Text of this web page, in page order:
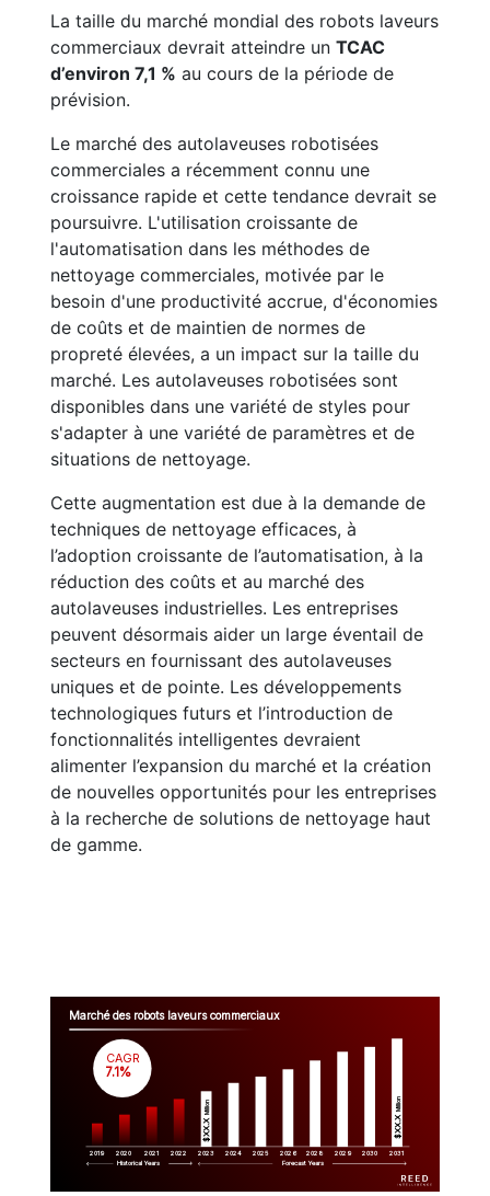
La taille du marché mondial des robots laveurs
commerciaux devrait atteindre un TCAC
d’environ 7,1 % au cours de la période de
prévision.
Le marché des autolaveuses robotisées
commerciales a récemment connu une
croissance rapide et cette tendance devrait se
poursuivre. L'utilisation croissante de
l'automatisation dans les méthodes de
nettoyage commerciales, motivée par le
besoin d'une productivité accrue, d'économies
de coûts et de maintien de normes de
propreté élevées, a un impact sur la taille du
marché. Les autolaveuses robotisées sont
disponibles dans une variété de styles pour
s'adapter à une variété de paramètres et de
situations de nettoyage.
Cette augmentation est due à la demande de
techniques de nettoyage efficaces, à
l’adoption croissante de l’automatisation, à la
réduction des coûts et au marché des
autolaveuses industrielles. Les entreprises
peuvent désormais aider un large éventail de
secteurs en fournissant des autolaveuses
uniques et de pointe. Les développements
technologiques futurs et l’introduction de
fonctionnalités intelligentes devraient
alimenter l’expansion du marché et la création
de nouvelles opportunités pour les entreprises
à la recherche de solutions de nettoyage haut
de gamme.
Marché des robots laveurs commerciaux
2019 2020 2021 2022 2023 2024 2025 2026 2028 2029 2030 2031
$XX.X
Million
$XX.X
Million
CAGR
7.1%
Historical Years Forecast Years